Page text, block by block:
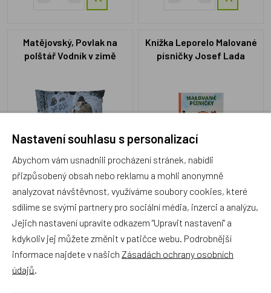
Matějovský, Povlak na
polštář Vodník v zimě
ZM5930
Skladem 1 ks
250 Kč
Knížka Leporelo Malované
písničky Josef Lada
TD10405004
Skladem 5 ks
129 Kč
Zdravá lahev 0,7l a Zdravá
sváča set Lada - Sáňkující
ZDRAVÁ LAHEV 0,7l Lada -
Nastavení souhlasu s personalizací
Abychom vám usnadnili procházení stránek, nabídli
přizpůsobený obsah nebo reklamu a mohli anonymně
analyzovat návštěvnost, využíváme soubory cookies, které
sdílíme se svými partnery pro sociální média, inzerci a analýzu.
Jejich nastavení upravíte odkazem "Upravit nastavení" a
kdykoliv jej můžete změnit v patičce webu. Podrobnější
informace najdete v našich Zásadách ochrany osobních
údajů